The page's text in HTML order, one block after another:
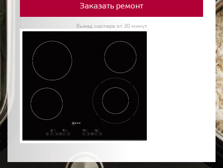
Заказать ремонт
Выезд мастера от 30 минут